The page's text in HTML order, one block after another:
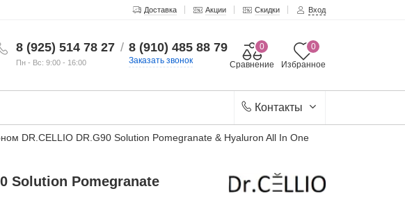
Доставка Акции Скидки Вход
8 (925) 514 78 27
Пн - Вс: 9:00 - 16:00
/ 8 (910) 485 88 79
Заказать звонок Избранное
0
Сравнение
0
Контакты
DR.CELLIO DR.G90 Solution Pomegranate & Hyaluron All In One
Solution Pomegranate